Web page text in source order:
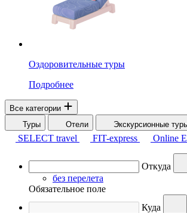
Оздоровительные туры
Подробнее
Все категории
Туры
Отели Экскурсионные
SELECT travel
FIT-express Online
Откуда
без перелета
Обязательное поле
Куда